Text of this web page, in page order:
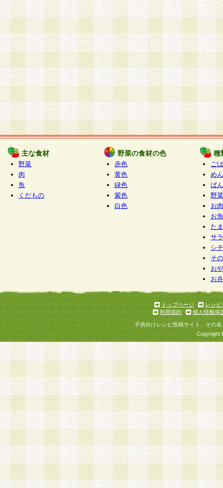
主な食材
野菜
肉
魚
くだもの
野菜の食材の色
赤色
黄色
緑色
紫色
白色
種
ご
めん
ぱん
野
お
お
た
サ
シ
そ
お
お
トップページ
レシピ
利用規約
個人情報保
子供向けレシピ投稿サイト、その
Copyright